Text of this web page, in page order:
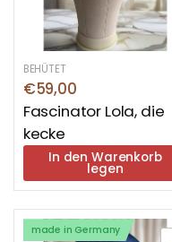
BEHÜTET
€59,00
Fascinator Lola, die
kecke
In den Warenkorb
legen
made in Germany